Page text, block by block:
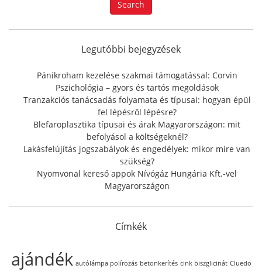
r
f
r
:
Search
Legutóbbi bejegyzések
Pánikroham kezelése szakmai támogatással: Corvin
Pszichológia – gyors és tartós megoldások
Tranzakciós tanácsadás folyamata és típusai: hogyan épül
fel lépésről lépésre?
Blefaroplasztika típusai és árak Magyarországon: mit
befolyásol a költségeknél?
Lakásfelújítás jogszabályok és engedélyek: mikor mire van
szükség?
Nyomvonal kereső appok Nívógáz Hungária Kft.-vel
Magyarországon
Címkék
ajándék autólámpa polírozás betonkerítés cink biszglicinát Cluedo